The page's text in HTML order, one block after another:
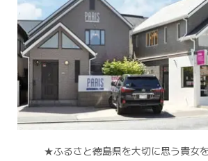
★ふるさと徳島県を大切に思う貴女